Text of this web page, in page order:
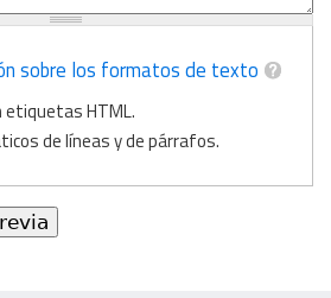
sobre los formatos de texto
HTML.
de líneas y de párrafos.